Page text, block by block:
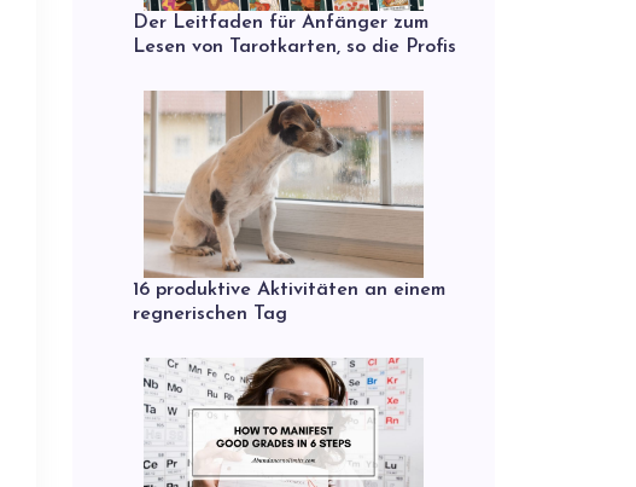
Der Leitfaden für Anfänger zum
Lesen von Tarotkarten, so die Profis
16 produktive Aktivitäten an einem
regnerischen Tag